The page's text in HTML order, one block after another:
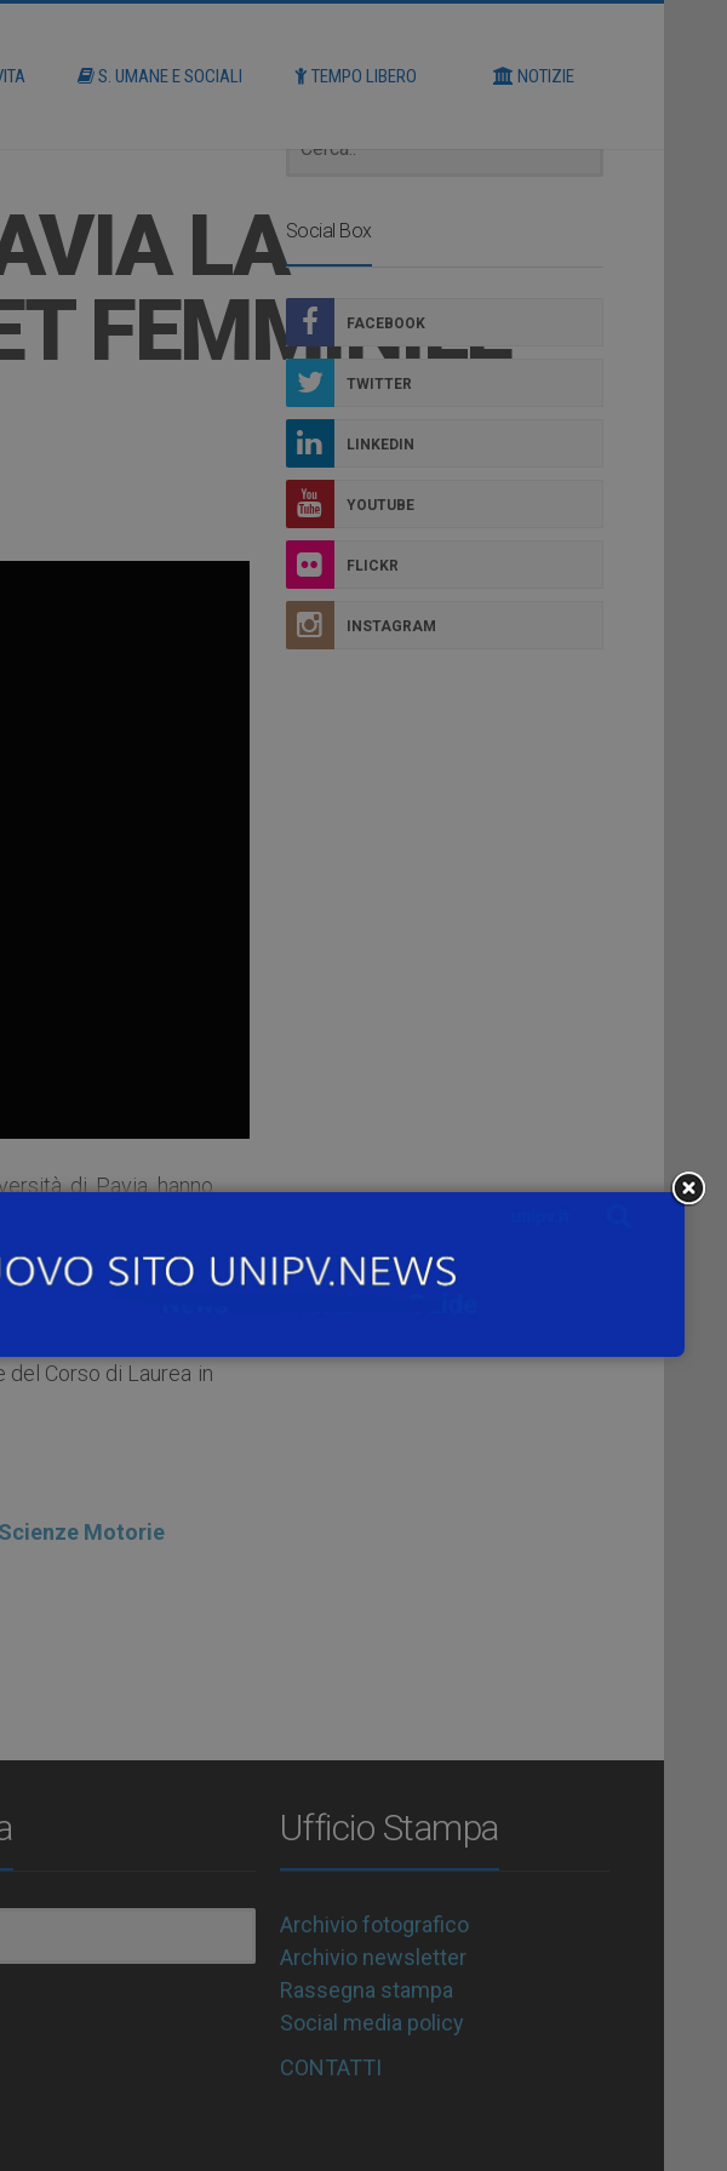
S. UMANE E SOCIALI TEMPO LIBERO NOTIZIE
LA
FEMMINILE
di Pavia hanno
le dichiarazioni che
partita valida per la
punteggio di 93 a 33)
Corso di Laurea in
Motorie
Social Box
FACEBOOK
TWITTER
LINKEDIN
YOUTUBE
FLICKR
INSTAGRAM
Ufficio Stampa
Archivio fotografico
Archivio newsletter
Rassegna stampa
Social media policy
CONTATTI